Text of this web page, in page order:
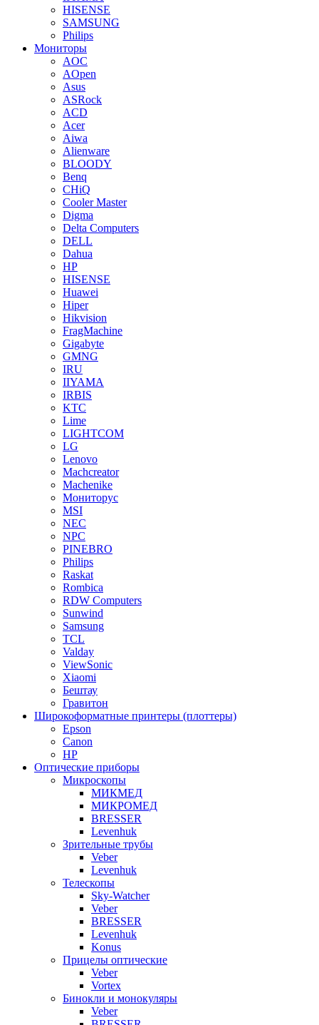
HISENSE
SAMSUNG
Philips
Мониторы
AOC
AOpen
Asus
ASRock
ACD
Acer
Aiwa
Alienware
BLOODY
Benq
CHiQ
Cooler Master
Digma
Delta Computers
DELL
Dahua
HP
HISENSE
Huawei
Hiper
Hikvision
FragMachine
Gigabyte
GMNG
IRU
IIYAMA
IRBIS
KTC
Lime
LIGHTCOM
LG
Lenovo
Machcreator
Machenike
Мониторус
MSI
NEC
NPC
PINEBRO
Philips
Raskat
Rombica
RDW Computers
Sunwind
Samsung
TCL
Valday
ViewSonic
Xiaomi
Бештау
Гравитон
Широкоформатные принтеры (плоттеры)
Epson
Canon
HP
Оптические приборы
Микроскопы
МИКМЕД
МИКРОМЕД
BRESSER
Levenhuk
Зрительные трубы
Veber
Levenhuk
Телескопы
Sky-Watcher
Veber
BRESSER
Levenhuk
Konus
Прицелы оптические
Veber
Vortex
Бинокли и монокуляры
Veber